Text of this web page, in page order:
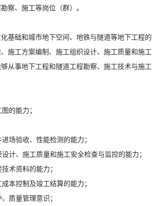
察、施工等岗位（群）。
基础和城市地下空间、地铁与隧道等地下工程的
施工方案编制、施工组织设计、施工质量和施工
从事地下工程和隧道工程勘察、施工技术与施工
的能力；
场验收、性能检测的能力；
计、施工质量和施工安全检查与监控的能力；
术资料的能力；
本控制及竣工结算的能力；
质量管理意识；